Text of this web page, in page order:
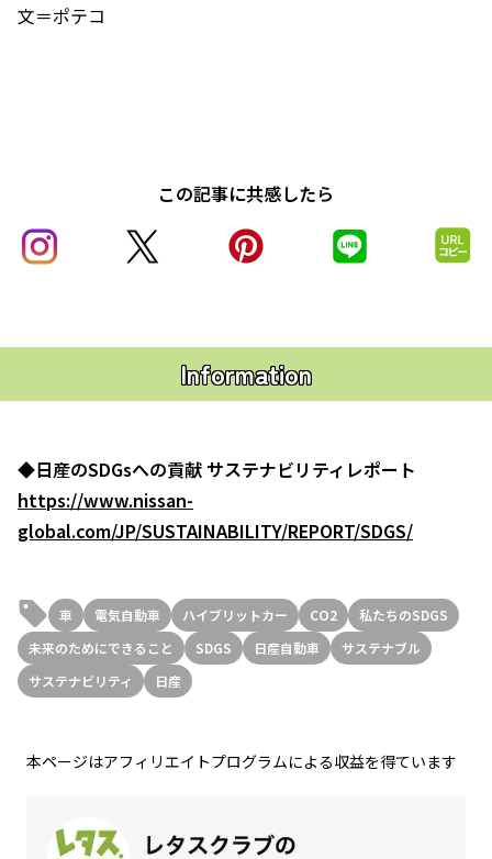
文＝ポテコ
この記事に共感したら
Information
◆日産のSDGsへの貢献 サステナビリティレポート
https://www.nissan-
global.com/JP/SUSTAINABILITY/REPORT/SDGS/
車 電気自動車 ハイブリットカー CO2
私たちのSDGS
未来のためにできること
SDGS 日産自動車
サステナブル
サステナビリティ
日産
本ページはアフィリエイトプログラムによる収益を得ています